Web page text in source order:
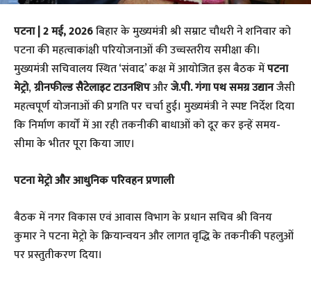
पटना | 2 मई, 2026बिहार के मुख्यमंत्री श्री सम्राट चौधरी ने शनिवार को
पटना की महत्वाकांक्षी परियोजनाओं की उच्चस्तरीय समीक्षा की।
मुख्यमंत्री सचिवालय स्थित ‘संवाद’ कक्ष में आयोजित इस बैठक मेंपटना
मेट्रो,ग्रीनफील्ड सैटेलाइट टाउनशिपऔरजे.पी. गंगा पथ समग्र उद्यानजैसी
महत्वपूर्ण योजनाओं की प्रगति पर चर्चा हुई। मुख्यमंत्री ने स्पष्ट निर्देश दिया
कि निर्माण कार्यों में आ रही तकनीकी बाधाओं को दूर कर इन्हें समय-
सीमा के भीतर पूरा किया जाए।
पटना मेट्रो और आधुनिक परिवहन प्रणाली
​बैठक में नगर विकास एवं आवास विभाग के प्रधान सचिव श्री विनय
कुमार ने पटना मेट्रो के क्रियान्वयन और लागत वृद्धि के तकनीकी पहलुओं
पर प्रस्तुतीकरण दिया।